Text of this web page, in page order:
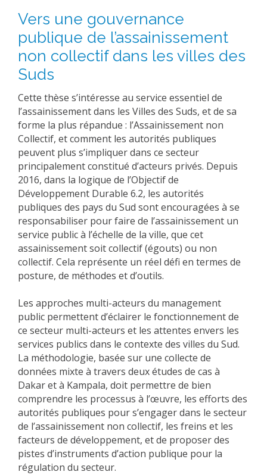
FOR THE PUBLIC
Vers une gouvernance
publique de l’assainissement
non collectif dans les villes des
Suds
Cette thèse s’intéresse au service essentiel de
l’assainissement dans les Villes des Suds, et de sa
forme la plus répandue : l’Assainissement non
Collectif, et comment les autorités publiques
peuvent plus s’impliquer dans ce secteur
principalement constitué d’acteurs privés. Depuis
2016, dans la logique de l’Objectif de
Développement Durable 6.2, les autorités
publiques des pays du Sud sont encouragées à se
responsabiliser pour faire de l’assainissement un
service public à l’échelle de la ville, que cet
assainissement soit collectif (égouts) ou non
collectif. Cela représente un réel défi en termes de
posture, de méthodes et d’outils.
Les approches multi-acteurs du management
public permettent d’éclairer le fonctionnement de
ce secteur multi-acteurs et les attentes envers les
services publics dans le contexte des villes du Sud.
La méthodologie, basée sur une collecte de
données mixte à travers deux études de cas à
Dakar et à Kampala, doit permettre de bien
comprendre les processus à l’œuvre, les efforts des
autorités publiques pour s’engager dans le secteur
de l’assainissement non collectif, les freins et les
facteurs de développement, et de proposer des
pistes d’instruments d’action publique pour la
régulation du secteur.